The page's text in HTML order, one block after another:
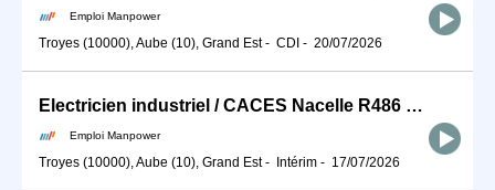
Emploi Manpower
Troyes (10000), Aube (10), Grand Est- CDI - 20/07/2026
Electricien industriel / CACES Nacelle R486 B (H/F)
Emploi Manpower
Troyes (10000), Aube (10), Grand Est- Intérim - 17/07/2026